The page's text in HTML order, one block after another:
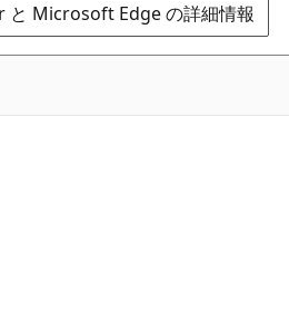
Microsoft Edge の詳細情報